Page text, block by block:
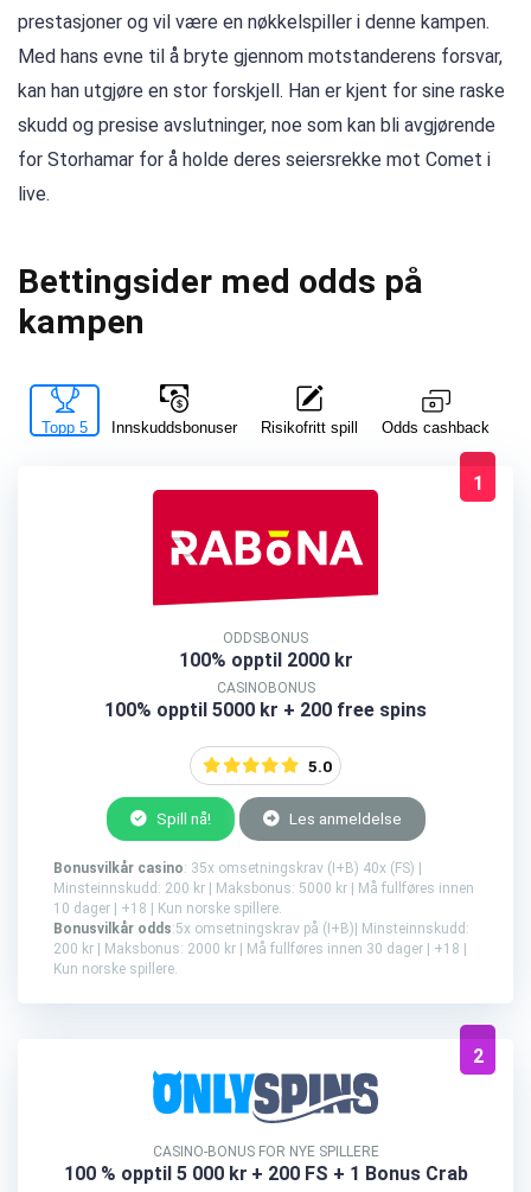
prestasjoner og vil være en nøkkelspiller i denne kampen.
Med hans evne til å bryte gjennom motstanderens forsvar,
kan han utgjøre en stor forskjell. Han er kjent for sine raske
skudd og presise avslutninger, noe som kan bli avgjørende
for Storhamar for å holde deres seiersrekke mot Comet i
live.
Bettingsider med odds på
kampen
Topp 5 Innskuddsbonuser Risikofritt spill Odds cashback
1
ODDSBONUS
100% opptil 2000 kr
CASINOBONUS
100% opptil 5000 kr + 200 free spins
5.0
Spill nå! Les anmeldelse
Bonusvilkår casino: 35x omsetningskrav (I+B) 40x (FS) |
Minsteinnskudd: 200 kr | Maksbonus: 5000 kr | Må fullføres innen
10 dager | +18 | Kun norske spillere.
Bonusvilkår odds:5x omsetningskrav på (I+B)| Minsteinnskudd:
200 kr | Maksbonus: 2000 kr | Må fullføres innen 30 dager | +18 |
Kun norske spillere.
2
CASINO-BONUS FOR NYE SPILLERE
100 % opptil 5 000 kr + 200 FS + 1 Bonus Crab